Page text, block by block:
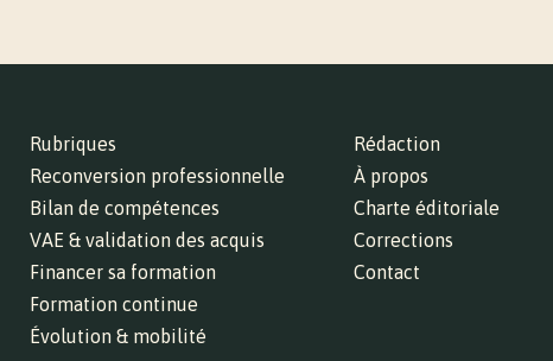
Rubriques
Reconversion professionnelle
Bilan de compétences
VAE & validation des acquis
Financer sa formation
Formation continue
Évolution & mobilité
Rédaction
À propos
Charte éditoriale
Corrections
Contact